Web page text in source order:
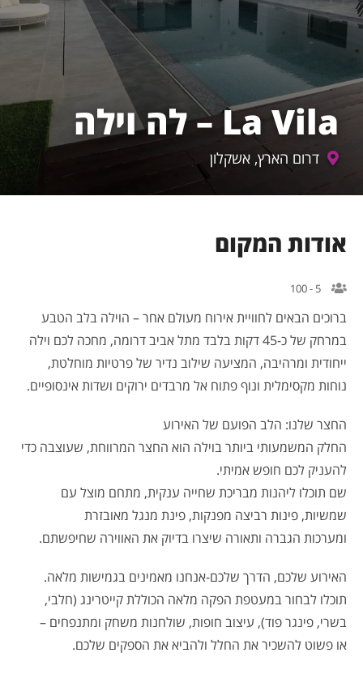
La Vila – לה וילה
דרום הארץ, אשקלון
אודות המקום
5 - 100
ברוכים הבאים לחוויית אירוח מעולם אחר – הוילה בלב הטבע
במרחק של כ-45 דקות בלבד מתל אביב דרומה, מחכה לכם וילה
ייחודית ומרהיבה, המציעה שילוב נדיר של פרטיות מוחלטת,
נוחות מקסימלית ונוף פתוח אל מרבדים ירוקים ושדות אינסופיים.
החצר שלנו: הלב הפועם של האירוע
החלק המשמעותי ביותר בוילה הוא החצר המרווחת, שעוצבה כדי
להעניק לכם חופש אמיתי.
שם תוכלו ליהנות מבריכת שחייה ענקית, מתחם מוצל עם
שמשיות, פינות רביצה מפנקות, פינת מנגל מאובזרת
ומערכות הגברה ותאורה שיצרו בדיוק את האווירה שחיפשתם.
האירוע שלכם, הדרך שלכם-אנחנו מאמינים בגמישות מלאה.
תוכלו לבחור במעטפת הפקה מלאה הכוללת קייטרינג (חלבי,
בשרי, פינגר פוד), עיצוב חופות, שולחנות משחק ומתנפחים –
או פשוט להשכיר את החלל ולהביא את הספקים שלכם.